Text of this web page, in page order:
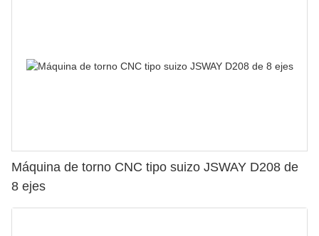
Máquina de torno CNC tipo suizo JSWAY D208 de
8 ejes